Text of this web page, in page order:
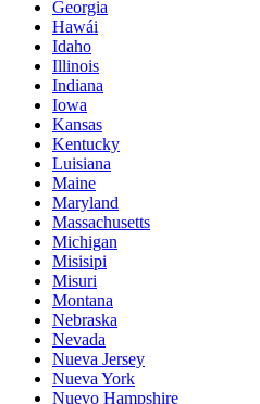
Georgia
Hawái
Idaho
Illinois
Indiana
Iowa
Kansas
Kentucky
Luisiana
Maine
Maryland
Massachusetts
Michigan
Misisipi
Misuri
Montana
Nebraska
Nevada
Nueva Jersey
Nueva York
Nuevo Hampshire